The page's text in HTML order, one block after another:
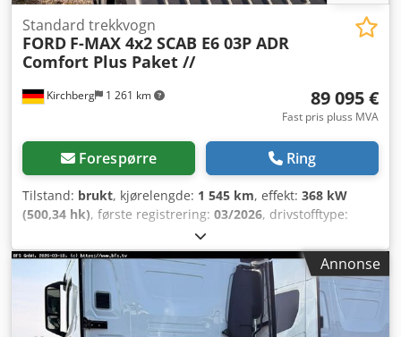
Kirchberg 1 261 km
Standard trekkvogn
FORD F-MAX 4x2 SCAB E6 03P ADR
Comfort Plus Paket //
89 095 €
Fast pris pluss MVA
Forespørre Ring
Tilstand: brukt, kjørelengde: 1 545 km, effekt: 368 kW
(500,34 hk), første registrering: 03/2026, drivstofftype:
, akselkonfigurasjon:
girtype:mekanisk, utslippsklasse:Euro 6, Utstyr:ABS,
aircondition, elektronisk stabilitetsprogram (ESP),
parkeringsvarmer
Annonse